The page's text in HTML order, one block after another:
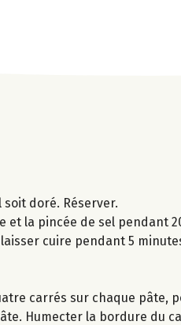
doré. Réserver.
et la pincée de sel pendant
cuire pendant 5
carrés sur chaque pâte,
Humecter la bordure du